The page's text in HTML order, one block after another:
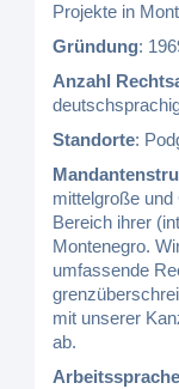
Projekte in
Gründung:
Anzahl
Standorte:
mittelgroße
Bereich ihrer
Montenegro.
umfassende
mit unserer
ab.